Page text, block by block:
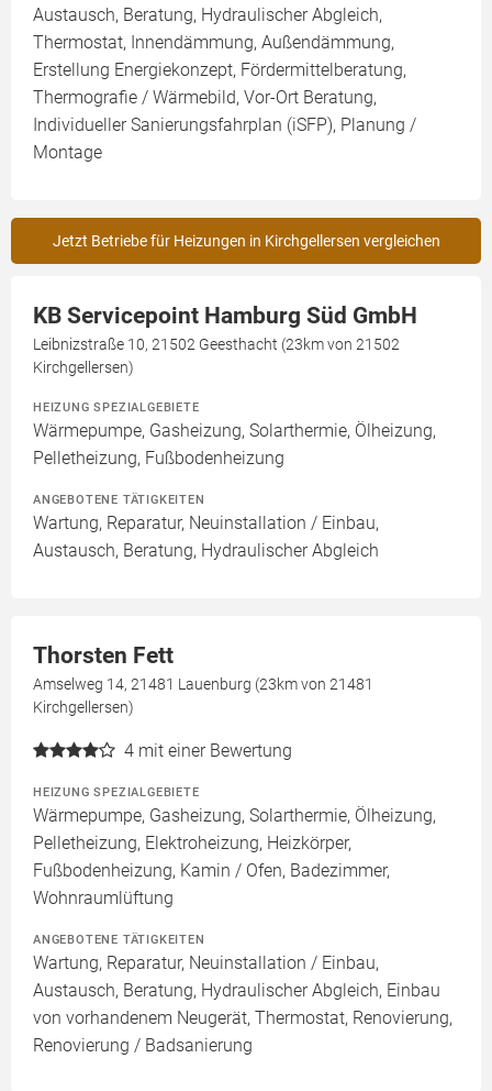
Austausch, Beratung, Hydraulischer Abgleich,
Thermostat, Innendämmung, Außendämmung,
Erstellung Energiekonzept, Fördermittelberatung,
Thermografie / Wärmebild, Vor-Ort Beratung,
Individueller Sanierungsfahrplan (iSFP), Planung /
Montage
Jetzt Betriebe für Heizungen in Kirchgellersen vergleichen
KB Servicepoint Hamburg Süd GmbH
Leibnizstraße 10, 21502 Geesthacht (23km von 21502
Kirchgellersen)
HEIZUNG SPEZIALGEBIETE
Wärmepumpe, Gasheizung, Solarthermie, Ölheizung,
Pelletheizung, Fußbodenheizung
ANGEBOTENE TÄTIGKEITEN
Wartung, Reparatur, Neuinstallation / Einbau,
Austausch, Beratung, Hydraulischer Abgleich
Thorsten Fett
Amselweg 14, 21481 Lauenburg (23km von 21481
Kirchgellersen)
4 mit einer Bewertung
HEIZUNG SPEZIALGEBIETE
Wärmepumpe, Gasheizung, Solarthermie, Ölheizung,
Pelletheizung, Elektroheizung, Heizkörper,
Fußbodenheizung, Kamin / Ofen, Badezimmer,
Wohnraumlüftung
ANGEBOTENE TÄTIGKEITEN
Wartung, Reparatur, Neuinstallation / Einbau,
Austausch, Beratung, Hydraulischer Abgleich, Einbau
von vorhandenem Neugerät, Thermostat, Renovierung,
Renovierung / Badsanierung